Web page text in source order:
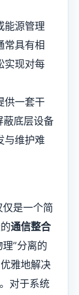
能源管理
常具有相
实现对每
供一套干
底层设备
与维护难
是一个简
​通信整合
”分离的
雅地解决
对于系统